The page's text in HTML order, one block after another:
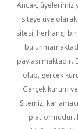
Ancak, üyelerimiz
siteye üye
sitesi, herhangi bir
olup, gerçek
Gerçek kurum
Sitemiz, kar
platformudur.